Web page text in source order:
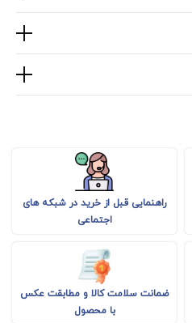
راهنمایی قبل از خرید در شبکه های
اجتماعی
ضمانت سلامت کالا و مطابقت عکس
با محصول